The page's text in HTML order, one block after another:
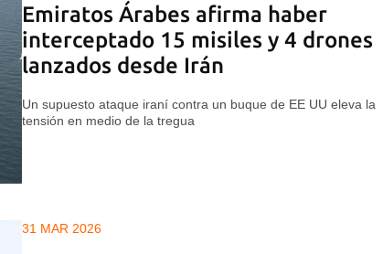
Emiratos Árabes afirma haber
interceptado 15 misiles y 4 drones
lanzados desde Irán
Un supuesto ataque iraní contra un buque de EE UU eleva la
tensión en medio de la tregua
31 MAR 2026